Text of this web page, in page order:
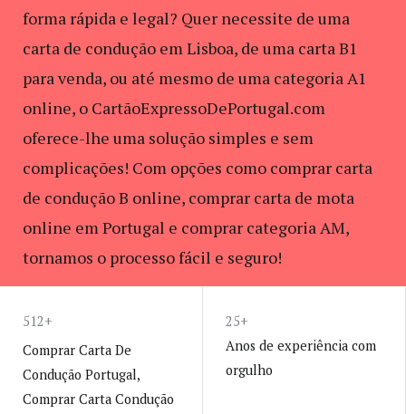
forma rápida e legal? Quer necessite de uma
carta de condução em Lisboa, de uma carta B1
para venda, ou até mesmo de uma categoria A1
online, o CartãoExpressoDePortugal.com
oferece-lhe uma solução simples e sem
complicações! Com opções como comprar carta
de condução B online, comprar carta de mota
online em Portugal e comprar categoria AM,
tornamos o processo fácil e seguro!
512+
Comprar Carta De
Condução Portugal,
Comprar Carta Condução
25+
Anos de experiência com
orgulho